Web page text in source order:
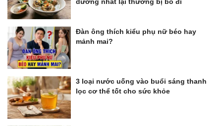
dưỡng nhất lại thường bị bỏ đi
Đàn ông thích kiểu phụ nữ béo hay
mảnh mai?
3 loại nước uống vào buổi sáng thanh
lọc cơ thể tốt cho sức khỏe